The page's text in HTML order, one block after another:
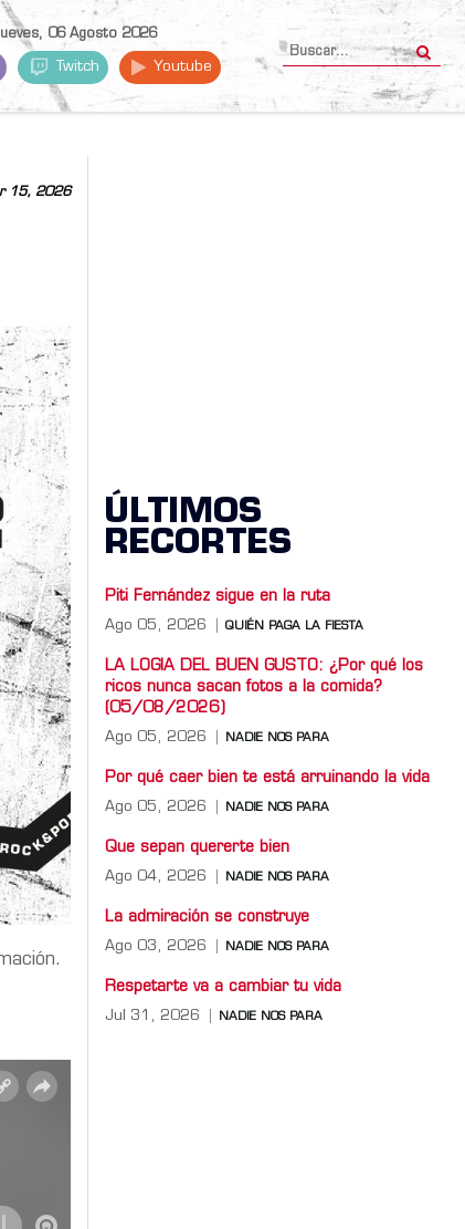
06 Agosto 2026
Twitch Youtube
15, 2026
ÚLTIMOS
RECORTES
Piti Fernández sigue en la ruta
Ago 05, 2026 QUIÉN PAGA LA FIESTA
LA LOGIA DEL BUEN GUSTO: ¿Por qué los
ricos nunca sacan fotos a la comida?
(05/08/2026)
Ago 05, 2026 NADIE NOS PARA
Por qué caer bien te está arruinando la vida
Ago 05, 2026 NADIE NOS PARA
Que sepan quererte bien
Ago 04, 2026 NADIE NOS PARA
La admiración se construye
Ago 03, 2026 NADIE NOS PARA
Respetarte va a cambiar tu vida
Jul 31, 2026 NADIE NOS PARA